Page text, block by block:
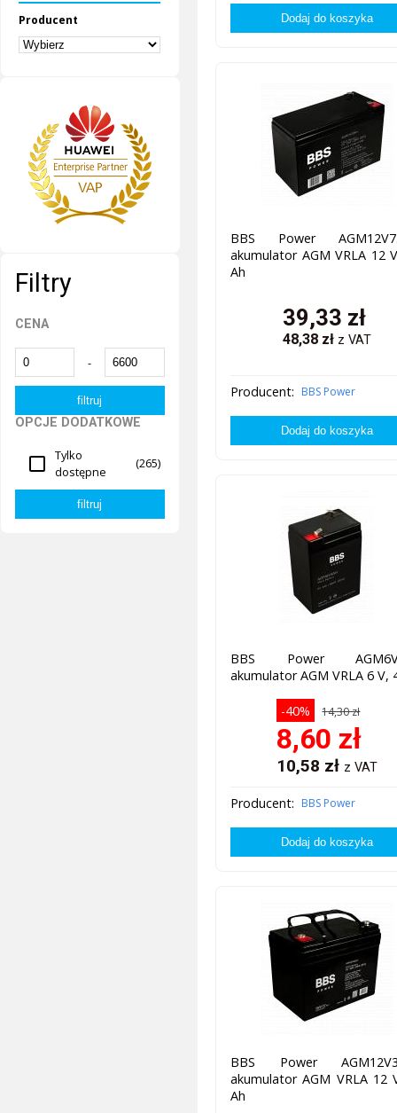
Producent
Filtry
CENA
-
OPCJE DODATKOWE
Tylko
dostępne
(265)
BBS Power
akumulator AGM VRLA 12
Ah
39,33 zł
48,38 zł z VAT
Producent: BBS Power
BBS Power
akumulator AGM VRLA 6 V,
-40% 14,30 zł
8,60 zł
10,58 zł z VAT
Producent: BBS Power
BBS Power
akumulator AGM VRLA 12
Ah